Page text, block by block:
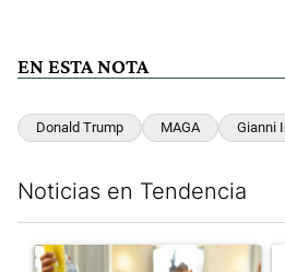
EN ESTA NOTA
Donald Trump MAGA Gianni
Noticias en Tendencia
Un artículo de tendencia con el